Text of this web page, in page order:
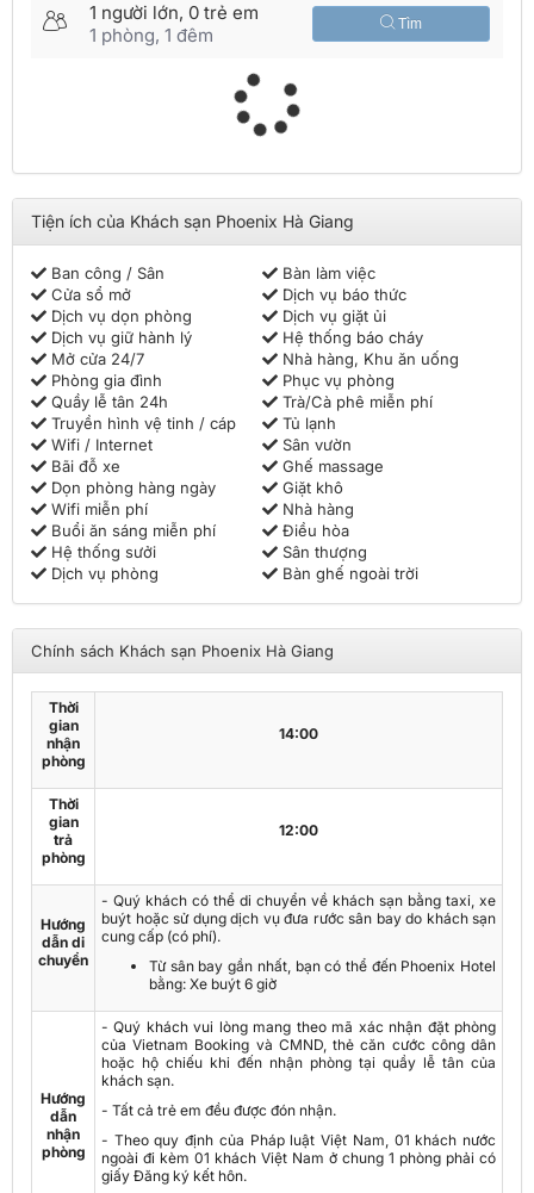
nhận nhiều ưu đãi hấp dẫn! Mọi thông tin chi tiết về cách thức
và hướng dẫn đặt phòng xin quý khách vui lòng liên hệ tổng đài
1 người lớn, 0 trẻ em
1 phòng, 1 đêm Tìm
Tiện ích của Khách sạn Phoenix Hà Giang
Ban công / Sân
Bàn làm việc
Cửa sổ mở
Dịch vụ báo thức
Dịch vụ dọn phòng
Dịch vụ giặt ủi
Dịch vụ giữ hành lý
Hệ thống báo cháy
Mở cửa 24/7
Nhà hàng, Khu ăn uống
Phòng gia đình
Phục vụ phòng
Quầy lễ tân 24h
Trà/Cà phê miễn phí
Truyền hình vệ tinh / cáp
Tủ lạnh
Wifi / Internet
Sân vườn
Bãi đỗ xe
Ghế massage
Dọn phòng hàng ngày
Giặt khô
Wifi miễn phí
Nhà hàng
Buổi ăn sáng miễn phí
Điều hòa
Hệ thống sưởi
Sân thượng
Dịch vụ phòng
Bàn ghế ngoài trời
Chính sách Khách sạn Phoenix Hà Giang
Thời
gian
nhận
phòng
14:00
Thời
gian
trả
phòng
12:00
Hướng
dẫn di
chuyển
- Quý khách có thể di chuyển về khách sạn bằng taxi, xe
buýt hoặc sử dụng dịch vụ đưa rước sân bay do khách sạn
cung cấp (có phí).
Từ sân bay gần nhất, bạn có thể đến Phoenix Hotel
bằng: Xe buýt 6 giờ
Hướng
dẫn
nhận
phòng
- Quý khách vui lòng mang theo mã xác nhận đặt phòng
của Vietnam Booking và CMND, thẻ căn cước công dân
hoặc hộ chiếu khi đến nhận phòng tại quầy lễ tân của
khách sạn.
- Tất cả trẻ em đều được đón nhận.
- Theo quy định của Pháp luật Việt Nam, 01 khách nước
ngoài đi kèm 01 khách Việt Nam ở chung 1 phòng phải có
giấy Đăng ký kết hôn.